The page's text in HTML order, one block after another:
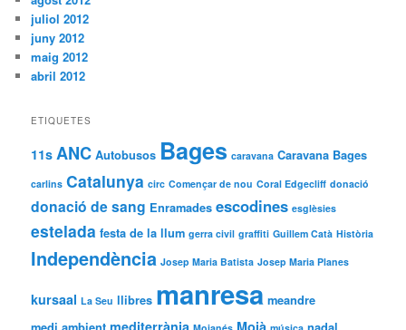
juliol 2012
juny 2012
maig 2012
abril 2012
ETIQUETES
11s ANC Autobusos Bages caravana Caravana Bages
carlins Catalunya circ Començar de nou Coral Edgecliff donació
donació de sang Enramades escodines esglèsies
estelada festa de la llum gerra civil graffiti Guillem Catà Història
Independència Josep Maria Batista Josep Maria Planes
kursaal La Seu llibres manresa meandre